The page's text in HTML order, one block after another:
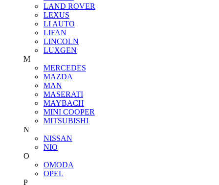
LAND ROVER
LEXUS
LI AUTO
LIFAN
LINCOLN
LUXGEN
M
MERCEDES
MAZDA
MAN
MASERATI
MAYBACH
MINI COOPER
MITSUBISHI
N
NISSAN
NIO
O
OMODA
OPEL
P